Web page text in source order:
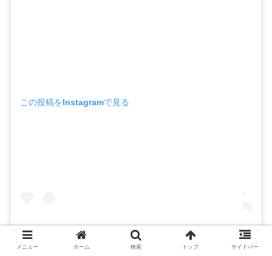
この投稿をInstagramで見る
* ㊗️１９歳ッ😳💕 * * ♢🎂♢🎁♢👏🏼♢
メニュー ホーム 検索 トップ サイドバー